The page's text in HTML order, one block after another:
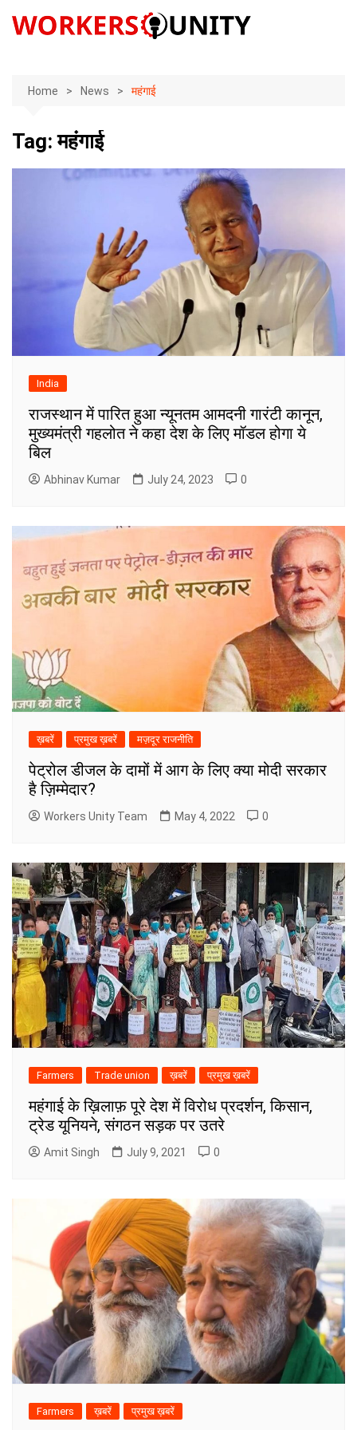
Home News महंगाई
Tag:महंगाई
India
राजस्थान में पारित हुआ न्यूनतम आमदनी गारंटी कानून,
मुख्यमंत्री गहलोत ने कहा देश के लिए मॉडल होगा ये
बिल
Abhinav Kumar July 24, 2023 0
ख़बरें प्रमुख ख़बरें मज़दूर राजनीति
पेट्रोल डीजल के दामों में आग के लिए क्या मोदी सरकार
है ज़िम्मेदार?
Workers Unity Team May 4, 2022 0
Farmers Trade union ख़बरें प्रमुख ख़बरें
महंगाई के ख़िलाफ़ पूरे देश में विरोध प्रदर्शन, किसान,
ट्रेड यूनियने, संगठन सड़क पर उतरे
Amit Singh July 9, 2021 0
Farmers ख़बरें प्रमुख ख़बरें